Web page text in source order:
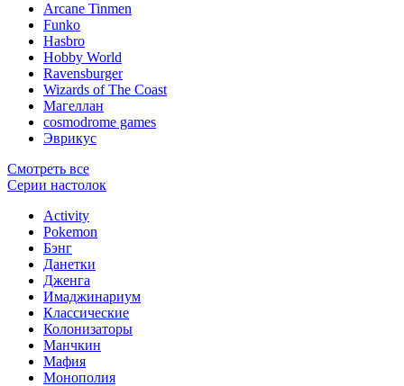
Arcane Tinmen
Funko
Hasbro
Hobby World
Ravensburger
Wizards of The Coast
Магеллан
сosmodrome games
Эврикус
Смотреть все
Серии настолок
Activity
Pokemon
Бэнг
Данетки
Дженга
Имаджинариум
Классические
Колонизаторы
Манчкин
Мафия
Монополия